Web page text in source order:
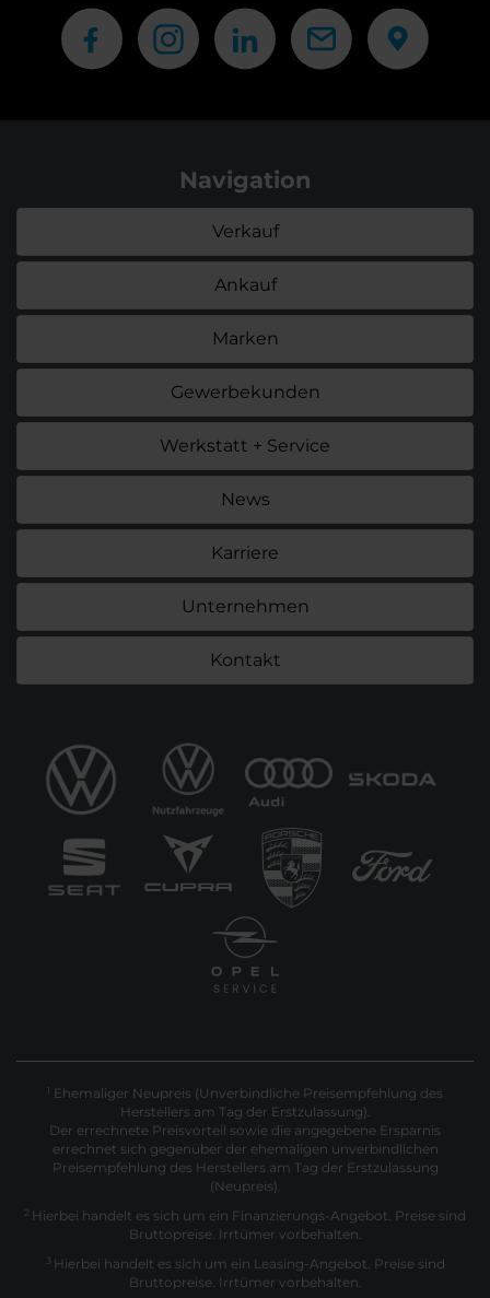
Navigation
Verkauf
Ankauf
Marken
Gewerbekunden
Werkstatt + Service
News
Karriere
Unternehmen
Kontakt
1 Ehemaliger Neupreis (Unverbindliche Preisempfehlung des
Herstellers am Tag der Erstzulassung).
Der errechnete Preisvorteil sowie die angegebene Ersparnis
errechnet sich gegenüber der ehemaligen unverbindlichen
Preisempfehlung des Herstellers am Tag der Erstzulassung
(Neupreis).
2 Hierbei handelt es sich um ein Finanzierungs-Angebot. Preise sind
Bruttopreise. Irrtümer vorbehalten.
3 Hierbei handelt es sich um ein Leasing-Angebot. Preise sind
Bruttopreise. Irrtümer vorbehalten.